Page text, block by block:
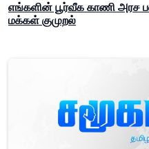
எங்களின் பூர்வீக காணி அரச
மக்கள் குமுறல்